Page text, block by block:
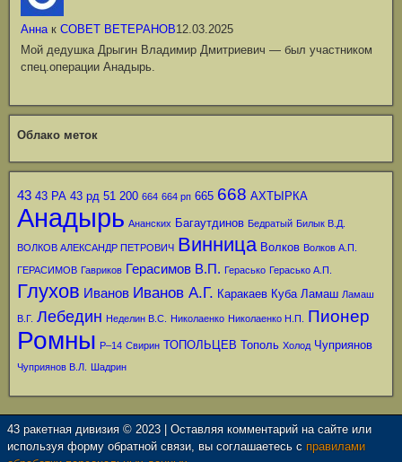
Аннак СОВЕТ ВЕТЕРАНОВ12.03.2025
Мой дедушка Дрыгин Владимир Дмитриевич — был участником
спец.операции Анадырь.
Облако меток
43 43 РА 43 рд 51 200 664 664 рп 665 668 АХТЫРКА
Анадырь Ананских Багаутдинов Бедратый Билык В.Д.
ВОЛКОВ АЛЕКСАНДР ПЕТРОВИЧ Винница Волков Волков А.П.
ГЕРАСИМОВ Гавриков Герасимов В.П. Герасько Герасько А.П.
Глухов Иванов Иванов А.Г. Каракаев Куба Ламаш Ламаш
В.Г. Лебедин Неделин В.С. Николаенко Николаенко Н.П. Пионер
Ромны Р–14 Свирин ТОПОЛЬЦЕВ Тополь Холод Чуприянов
Чуприянов В.Л. Шадрин
43 ракетная дивизия © 2023 | Оставляя комментарий на сайте или
используя форму обратной связи, вы соглашаетесь с правилами